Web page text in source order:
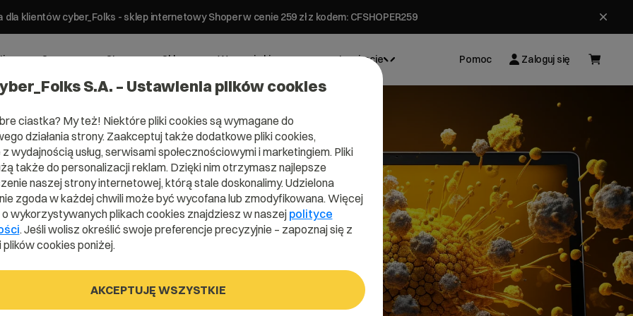
klientów cyber_Folks - sklep internetowy Shoper w cenie 259 zł z kodem: CFSHOPER259
Serwery Strony Sklepy Wsparcie biznesowe Inspiracje Pomoc Zaloguj się
S.A. – Ustawienia plików cookies
ciastka? My też! Niektóre pliki cookies są wymagane do
działania strony. Zaakceptuj także dodatkowe pliki cookies,
wydajnością usług, serwisami społecznościowymi i marketingiem. Pliki
także do personalizacji reklam. Dzięki nim otrzymasz najlepsze
naszej strony internetowej, którą stale doskonalimy. Udzielona
zgoda w każdej chwili może być wycofana lub zmodyfikowana. Więcej
wykorzystywanych plikach cookies znajdziesz w naszej polityce
. Jeśli wolisz określić swoje preferencje precyzyjnie – zapoznaj się z
cookies poniżej.
AKCEPTUJĘ WSZYSTKIE